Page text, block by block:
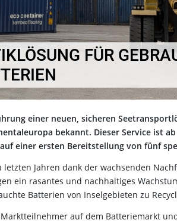
FÜR
einer neuen, sicheren
bekannt. Dieser Service ist
einer ersten Bereitstellung von fünf
Jahren dank der wachsenden
ein rasantes und nachhaltiges
Batterien von Inselgebieten zu
auf dem Batteriemarkt